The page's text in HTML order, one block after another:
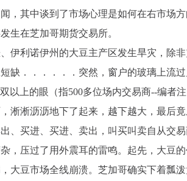
其中谈到了市场心理是如何在右市场方
生在芝加哥期货交易所。
伊利诺伊州的大豆主产区发生旱灾，除
缺．．．．．．突然，窗户的玻璃上流
以上的眼（指500多位场内交易商--编者
淅淅沥沥地下了起来，越下越大，最后
、买进、买进、卖出，叫买叫卖自从交
，压过了用外震耳的雷鸣。起先，大豆
大豆市场全线崩溃。芝加哥确实下着瓢